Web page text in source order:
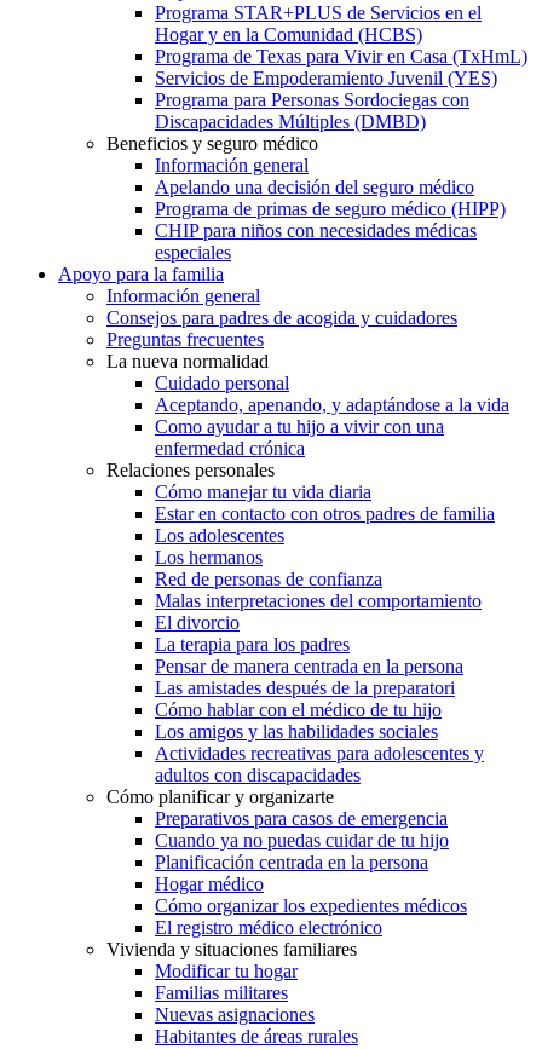
Programa STAR+PLUS de Servicios en el
Hogar y en la Comunidad (HCBS)
Programa de Texas para Vivir en Casa (TxHmL)
Servicios de Empoderamiento Juvenil (YES)
Programa para Personas Sordociegas con
Discapacidades Múltiples (DMBD)
Beneficios y seguro médico
Información general
Apelando una decisión del seguro médico
Programa de primas de seguro médico (HIPP)
CHIP para niños con necesidades médicas
especiales
Apoyo para la familia
Información general
Consejos para padres de acogida y cuidadores
Preguntas frecuentes
La nueva normalidad
Cuidado personal
Aceptando, apenando, y adaptándose a la vida
Como ayudar a tu hijo a vivir con una
enfermedad crónica
Relaciones personales
Cómo manejar tu vida diaria
Estar en contacto con otros padres de familia
Los adolescentes
Los hermanos
Red de personas de confianza
Malas interpretaciones del comportamiento
El divorcio
La terapia para los padres
Pensar de manera centrada en la persona
Las amistades después de la preparatori
Cómo hablar con el médico de tu hijo
Los amigos y las habilidades sociales
Actividades recreativas para adolescentes y
adultos con discapacidades
Cómo planificar y organizarte
Preparativos para casos de emergencia
Cuando ya no puedas cuidar de tu hijo
Planificación centrada en la persona
Hogar médico
Cómo organizar los expedientes médicos
El registro médico electrónico
Vivienda y situaciones familiares
Modificar tu hogar
Familias militares
Nuevas asignaciones
Habitantes de áreas rurales